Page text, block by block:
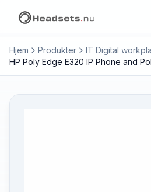
Hjem Produkter IT Digital
HP Poly Edge E320 IP Phone and